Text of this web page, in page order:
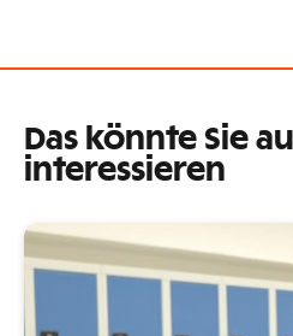
Das könnte Sie
interessieren